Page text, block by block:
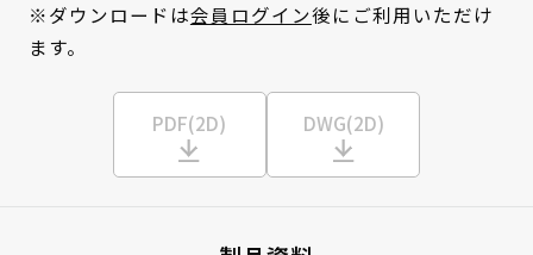
※ダウンロードは会員ログイン後にご利用いただけ
ます。
PDF(2D) DWG(2D)